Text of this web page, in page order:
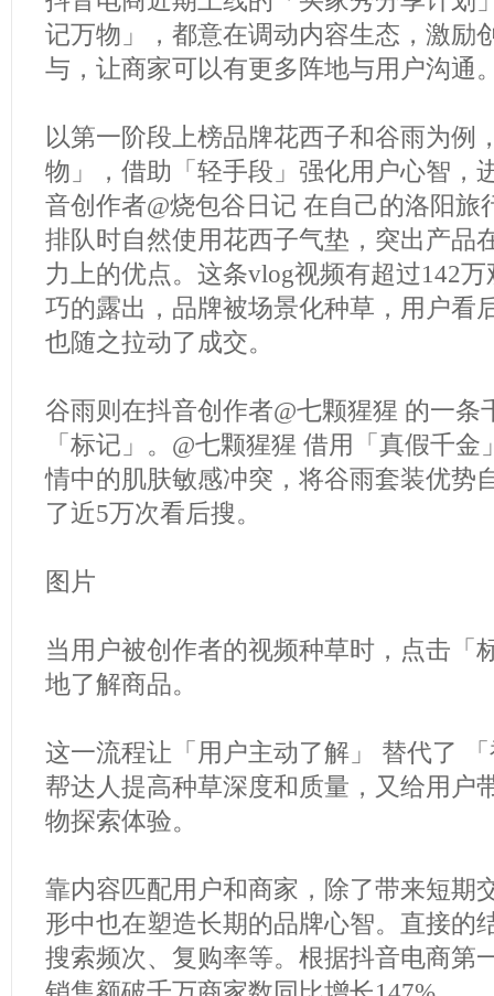
记万物」，都意在调动内容生态，激励
与，让商家可以有更多阵地与用户沟通
以第一阶段上榜品牌花西子和谷雨为例
物」，借助「轻手段」强化用户心智，
音创作者@烧包谷日记 在自己的洛阳旅
排队时自然使用花西子气垫，突出产品
力上的优点。这条vlog视频有超过142
巧的露出，品牌被场景化种草，用户看
也随之拉动了成交。
谷雨则在抖音创作者@七颗猩猩 的一条
「标记」。@七颗猩猩 借用「真假千
情中的肌肤敏感冲突，将谷雨套装优势
了近5万次看后搜。
图片
当用户被创作者的视频种草时，点击「
地了解商品。
这一流程让「用户主动了解」 替代了
帮达人提高种草深度和质量，又给用户
物探索体验。
靠内容匹配用户和商家，除了带来短期
形中也在塑造长期的品牌心智。直接的
搜索频次、复购率等。根据抖音电商第